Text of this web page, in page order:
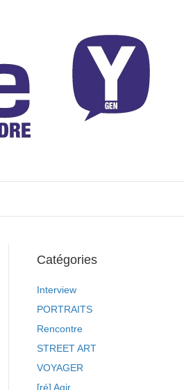
Catégories
Interview
PORTRAITS
Rencontre
STREET ART
VOYAGER
[ré] Agir